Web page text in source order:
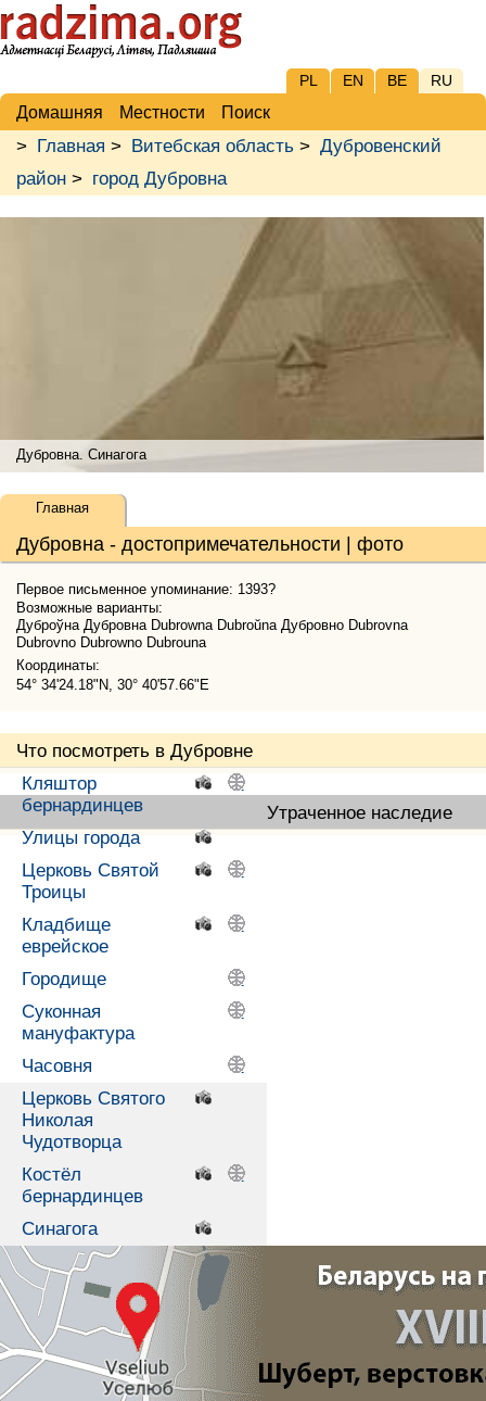
PL EN BE RU
Домашняя Местности Поиск
> Главная > Витебская область > Дубровенский
район > город Дубровна
Дубровна. Синагога
Дубровна - достопримечательности | фото
Главная
Первое письменное упоминание: 1393?
Возможные варианты:
Дуброўна Дубровна Dubrowna Dubroŭna Дубровно Dubrovna
Dubrovno Dubrowno Dubrouna
Координаты:
54° 34'24.18"N, 30° 40'57.66"E
Что посмотреть в Дубровне
Кляштор
бернардинцев
.
.
Улицы города
Церковь Святой
Троицы
.
.
Кладбище
еврейское
.
.
Городище .
Суконная
мануфактура
.
Часовня .
Утраченное наследие
Церковь Святого
Николая
Чудотворца
Костёл
бернардинцев
.
.
Синагога